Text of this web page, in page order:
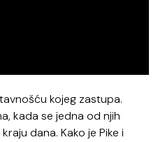
kojeg zastupa.
kada se jedna od njih
dana. Kako je Pike i